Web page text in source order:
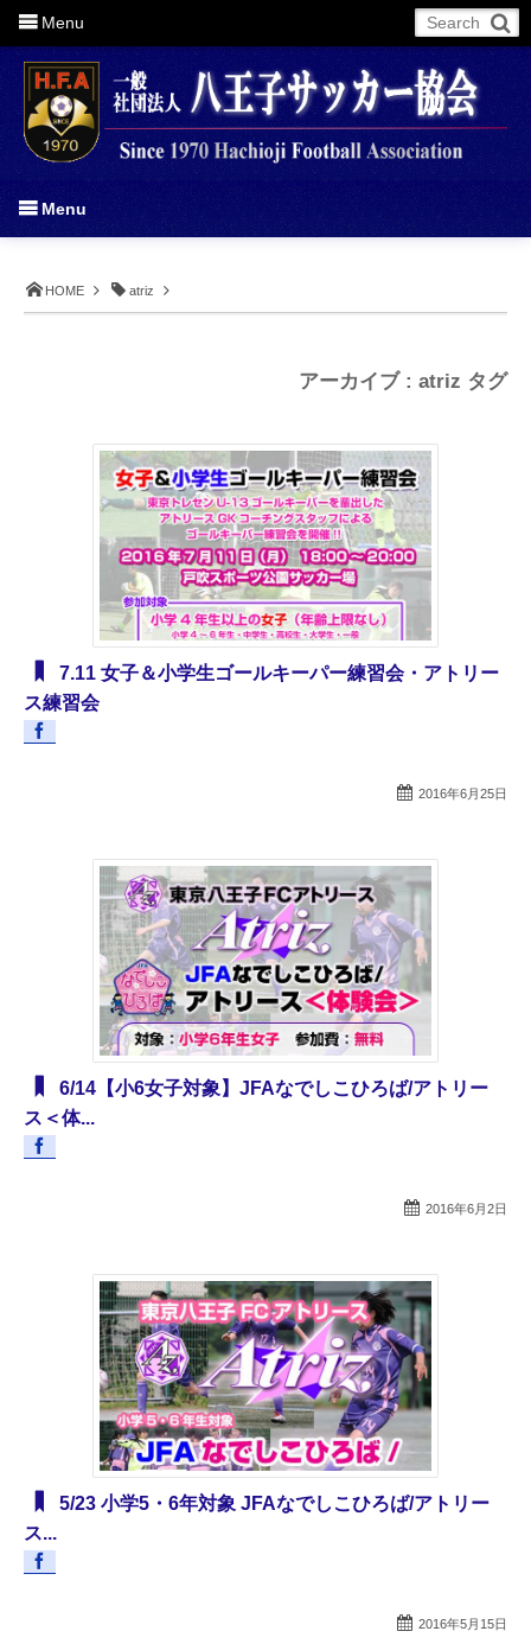
HOME atriz
アーカイブ : atriz タグ
7.11 女子＆小学生ゴールキーパー練習会・アトリー
ス練習会
2016年6月25日
6/14【小6女子対象】JFAなでしこひろば/アトリー
ス＜体...
2016年6月2日
5/23 小学5・6年対象 JFAなでしこひろば/アトリー
ス...
2016年5月15日
More
Menu
Menu